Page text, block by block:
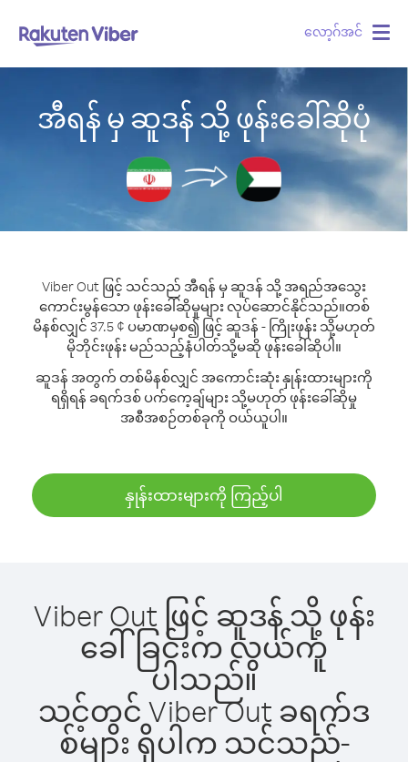
လော့ဂ်အင်
အီရန် မှ ဆူဒန် သို့ ဖုန်းခေါ်ဆိုပုံ
Viber Out ဖြင့် သင်သည် အီရန် မှ ဆူဒန် သို့ အရည်အသွေး
ကောင်းမွန်သော ဖုန်းခေါ်ဆိုမှုများ လုပ်ဆောင်နိုင်သည်။တစ်
မိနစ်လျှင် 37.5 ¢ ပမာဏမှစ၍ ဖြင့် ဆူဒန် - ကြိုးဖုန်း သို့မဟုတ်
မိုဘိုင်းဖုန်း မည်သည့်နံပါတ်သို့မဆို ဖုန်းခေါ်ဆိုပါ။
ဆူဒန် အတွက် တစ်မိနစ်လျှင် အကောင်းဆုံး နှုန်းထားများကို
ရရှိရန် ခရက်ဒစ် ပက်ကေ့ချ်များ သို့မဟုတ် ဖုန်းခေါ်ဆိုမှု
အစီအစဉ်တစ်ခုကို ဝယ်ယူပါ။
နှုန်းထားများကို ကြည့်ပါ
Viber Out ဖြင့် ဆူဒန် သို့ ဖုန်း
ခေါ်ခြင်းက လွယ်ကူ
ပါသည်။
သင့်တွင် Viber Out ခရက်ဒ
စ်များ ရှိပါက သင်သည်-